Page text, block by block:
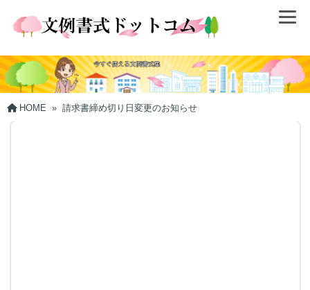
HOME » 請求書締め切り日変更のお知らせ